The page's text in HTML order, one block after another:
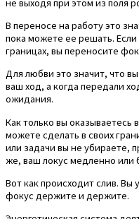
В переносе на работу это
пока можете ее решать.
границах, вы переносите
Для любви это значит, что
ваш ход, а когда передали
ожидания.
Как только вы оказываетесь
можете сделать в своих
или задачи вы не убираете,
же, ваш локус медленно или
Вот как происходит слив.
фокус держите и держите.